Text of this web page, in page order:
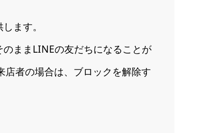
ます。
ままLINEの友だちになることが
者の場合は、ブロックを解除す